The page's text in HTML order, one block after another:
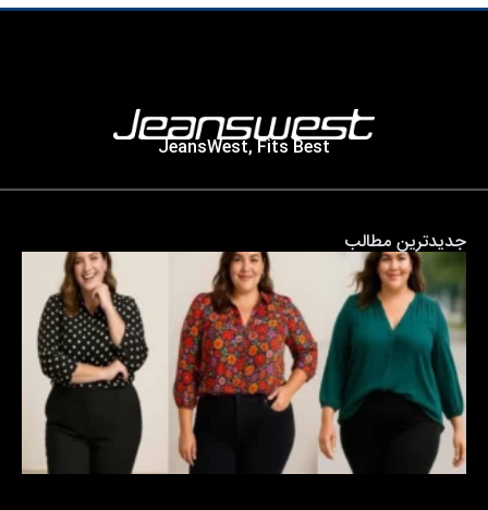
JeansWest, Fits Best
جدیدترین مطالب